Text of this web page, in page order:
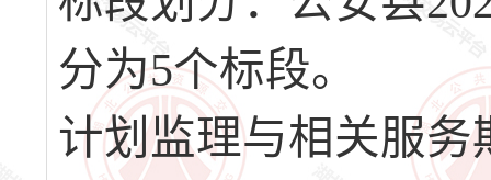
分为5个标段。
计划监理与相关服务